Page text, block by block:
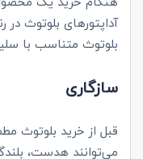
آداپتورهای بلوتوث
بلوتوث متناسب با
سازگاری
قبل از خرید بلوتوث
می‌توانند هدست،